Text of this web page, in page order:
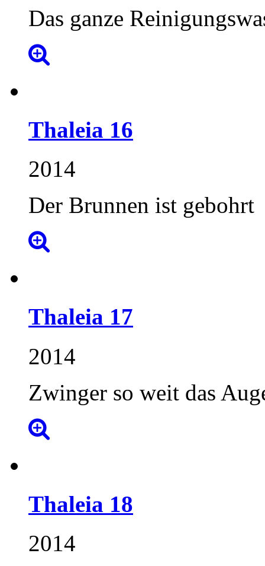
Das ganze
Thaleia 16
2014
Der Brunnen ist gebohrt
Thaleia 17
2014
Zwinger so weit das
Thaleia 18
2014